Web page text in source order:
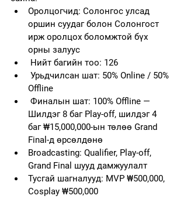
Оролцогчид: Солонгос улсад
оршин суудаг болон Солонгост
ирж оролцох боломжтой бүх
орны залуус
Нийт багийн тоо: 126
Урьдчилсан шат: 50% Online / 50%
Offline
Финалын шат: 100% Offline —
Шилдэг 8 баг Play-off, шилдэг 4
баг ₩15,000,000-ын төлөө Grand
Final-д өрсөлдөнө
Broadcasting: Qualifier, Play-off,
Grand Final шууд дамжуулалт
Тусгай шагналууд: MVP ₩500,000,
Cosplay ₩500,000